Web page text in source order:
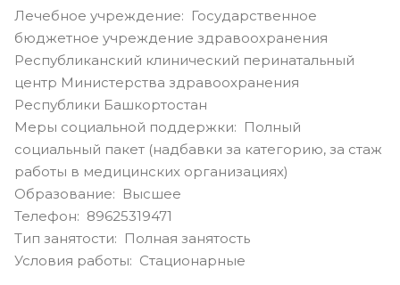
Лечебное учреждение: Государственное
бюджетное учреждение здравоохранения
Республиканский клинический перинатальный
центр Министерства здравоохранения
Республики Башкортостан
Меры социальной поддержки: Полный
социальный пакет (надбавки за категорию, за стаж
работы в медицинских организациях)
Образование: Высшее
Телефон: 89625319471
Тип занятости: Полная занятость
Условия работы: Стационарные